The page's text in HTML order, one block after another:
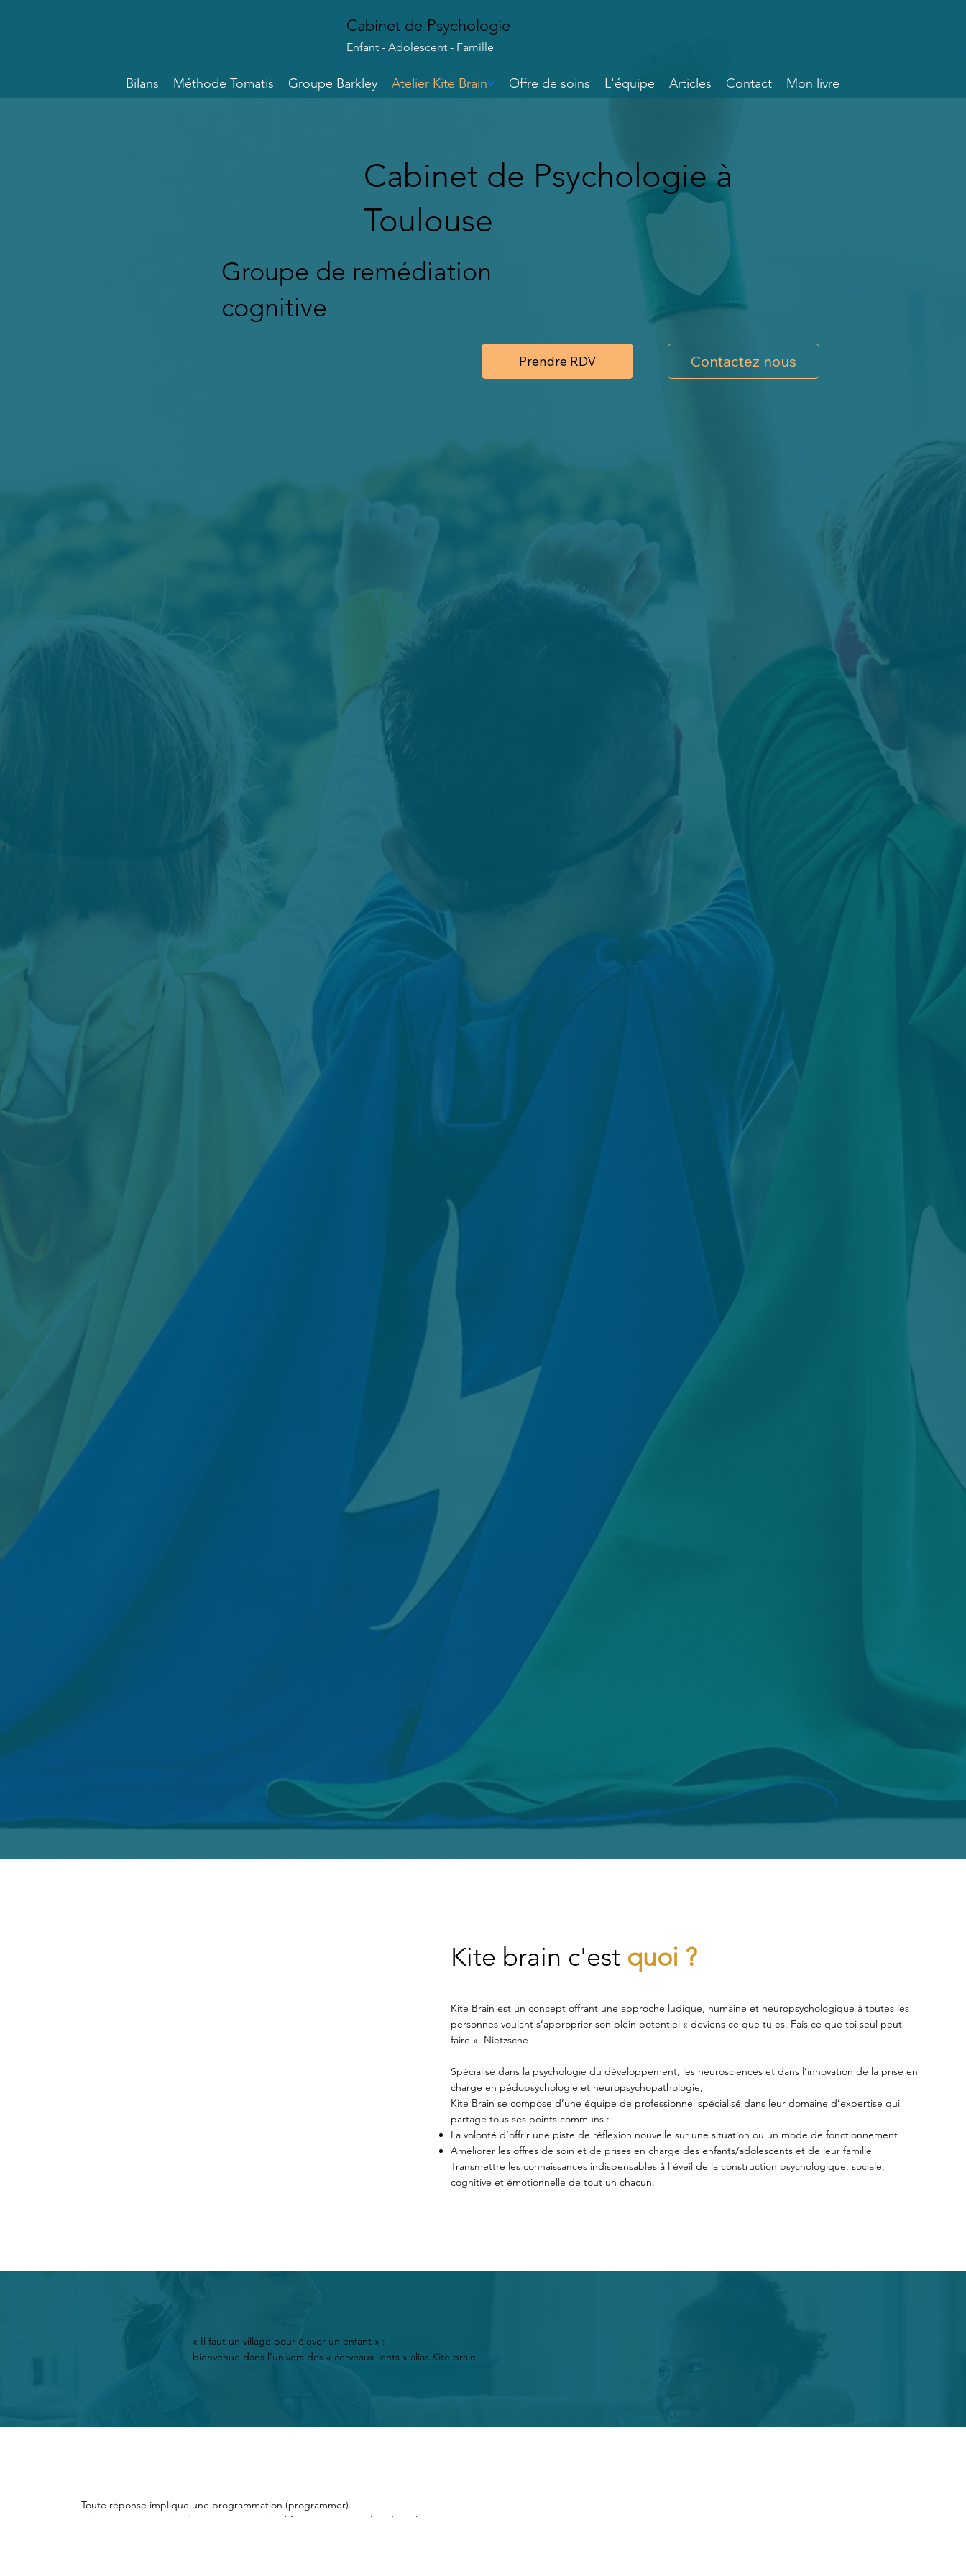
Cabinet de Psychologie
Enfant - Adolescent - Famille
Bilans Méthode Tomatis Groupe Barkley Atelier Kite Brain Offre de soins L'équipe Articles Contact Mon livre
Cabinet de Psychologie à
Toulouse
Groupe de remédiation
cognitive
Prendre RDV Contactez nous
Kite brain c'est quoi ?
Kite Brain est un concept offrant une approche ludique, humaine et neuropsychologique à toutes les
personnes voulant s’approprier son plein potentiel « deviens ce que tu es. Fais ce que toi seul peut
faire ». Nietzsche
Spécialisé dans la psychologie du développement, les neurosciences et dans l’innovation de la prise en
charge en pédopsychologie et neuropsychopathologie,
Kite Brain se compose d’une équipe de professionnel spécialisé dans leur domaine d’expertise qui
partage tous ses points communs :
La volonté d’offrir une piste de réflexion nouvelle sur une situation ou un mode de fonctionnement
Améliorer les offres de soin et de prises en charge des enfants/adolescents et de leur famille
Transmettre les connaissances indispensables à l’éveil de la construction psychologique, sociale,
cognitive et émotionnelle de tout un chacun.
« Il faut un village pour élever un enfant » :
bienvenue dans l’univers des « cerveaux-lents » alias Kite brain.
Toute réponse implique une programmation (programmer).
S’il s’agit par exemple d’une réponse orale, il faut programmer les idées, les phrases,